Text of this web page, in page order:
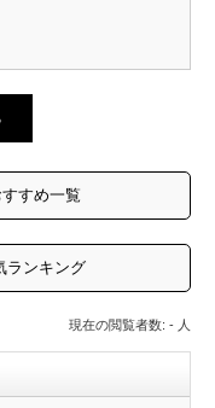
すめ一覧
ランキング
現在の閲覧者数: - 人